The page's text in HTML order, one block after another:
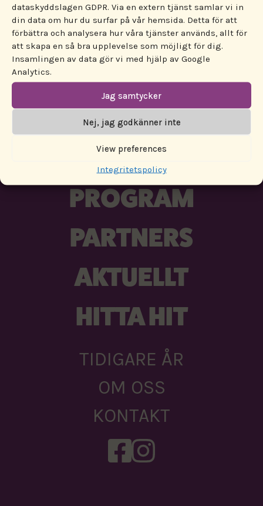
dataskyddslagen GDPR. Via en extern tjänst samlar vi in
din data om hur du surfar på vår hemsida. Detta för att
förbättra och analysera hur våra tjänster används, allt för
att skapa en så bra upplevelse som möjligt för dig.
Insamlingen av data gör vi med hjälp av Google
Analytics.
Jag samtycker
Nej, jag godkänner inte
View preferences
Integritetspolicy
lyfts perspektiv på hur rasism och homofobi
bör bemötas och F!:s arbete med att skapa
mer rättvisa villkor för alla.
ENGAGERA DIG!
PROGRAM
PARTNERS
AKTUELLT
HITTA HIT
TIDIGARE ÅR
OM OSS
KONTAKT